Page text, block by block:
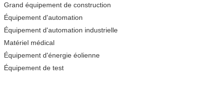
Grand équipement de construction
Équipement d'automation
Équipement d'automation industrielle
Matériel médical
Équipement d'énergie éolienne
Équipement de test